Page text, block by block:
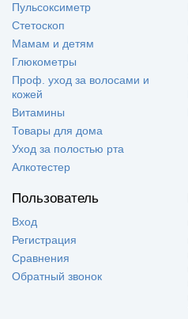
Пульсоксиметр
Стетоскоп
Мамам и детям
Глюкометры
Проф. уход за волосами и
кожей
Витамины
Товары для дома
Уход за полостью рта
Алкотестер
Пользователь
Вход
Регистрация
Сравнения
Обратный звонок